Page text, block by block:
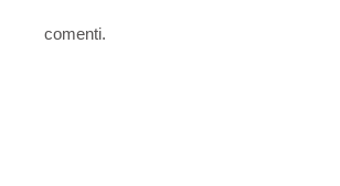
comenti.